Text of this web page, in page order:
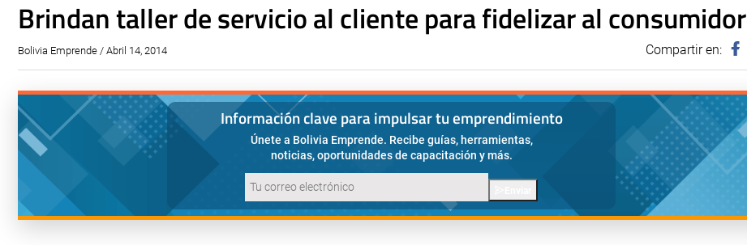
Brindan taller de servicio al cliente para fidelizar al consumidor
Bolivia Emprende / Abril 14, 2014 Compartir en:
Información clave para impulsar tu emprendimiento
Únete a Bolivia Emprende. Recibe guías, herramientas,
noticias, oportunidades de capacitación y más.